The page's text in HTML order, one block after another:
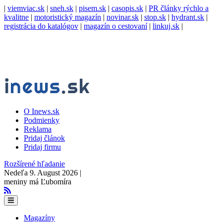
| viemviac.sk | sneh.sk | pisem.sk | casopis.sk | PR články rýchlo a
kvalitne | motoristický magazín | novinar.sk | stop.sk | hydrant.sk |
registrácia do katalógov | magazín o cestovaní| linkuj.sk |
O Inews.sk
Podmienky
Reklama
Pridaj článok
Pridaj firmu
Rozšírené hľadanie
Nedeľa 9. August 2026 |
meniny má Ľubomíra
Magazíny